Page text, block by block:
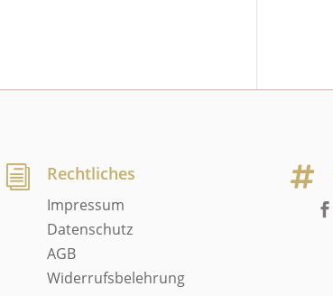
i Rechtliches
Impressum
Datenschutz
AGB
Widerrufsbelehrung
